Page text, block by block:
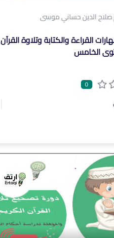
صلاح الدين حساني موسى
القراءة والكتابة وتلاوة القرآن
الخامس
0